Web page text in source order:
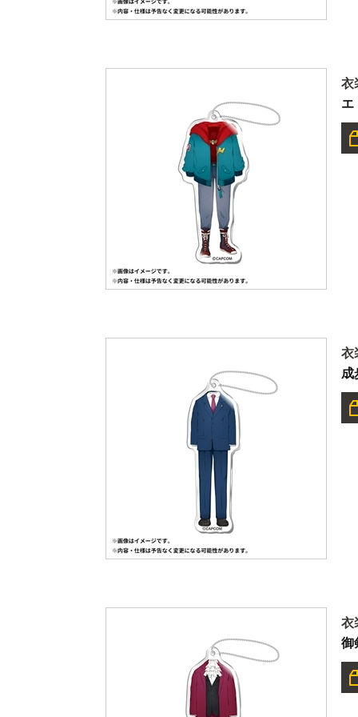
衣
エ
衣
成
衣
御